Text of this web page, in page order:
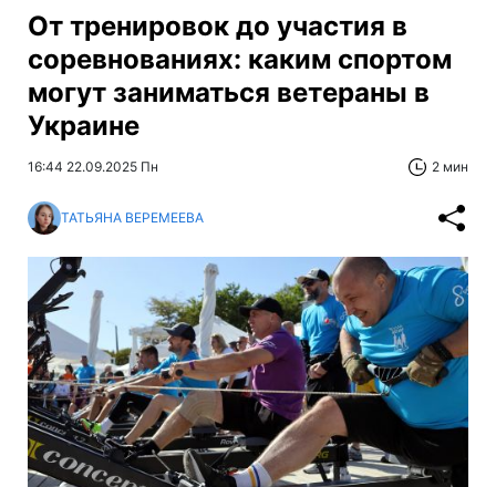
От тренировок до участия в
соревнованиях: каким спортом
могут заниматься ветераны в
Украине
16:44 22.09.2025 Пн 2 мин
ТАТЬЯНА ВЕРЕМЕЕВА